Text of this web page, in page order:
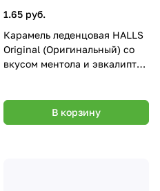
1.65 руб.
Карамель леденцовая HALLS
Original (Оригинальный) со
вкусом ментола и эвкалипта
В корзину